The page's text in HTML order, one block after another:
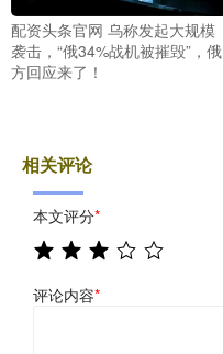
配资头条官网 乌称发起大规模
袭击，“俄34%战机被摧毁”，俄
方回应来了！
相关评论
本文评分*
评论内容*